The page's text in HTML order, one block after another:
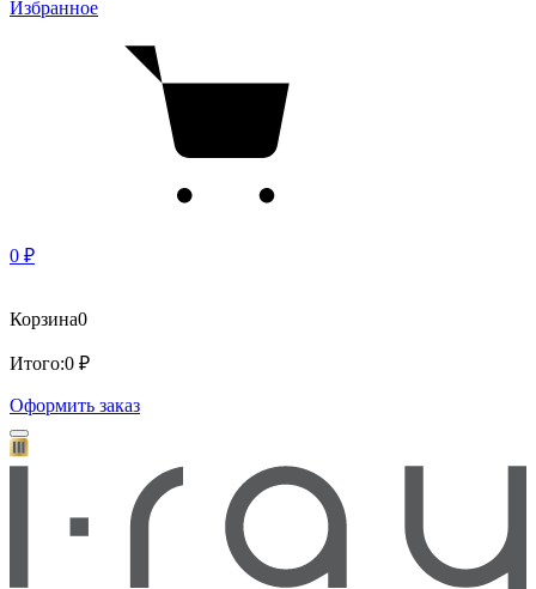
Избранное
0 ₽
Корзина0
Итого:0 ₽
Оформить заказ